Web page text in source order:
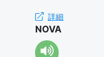
詳細
NOVA